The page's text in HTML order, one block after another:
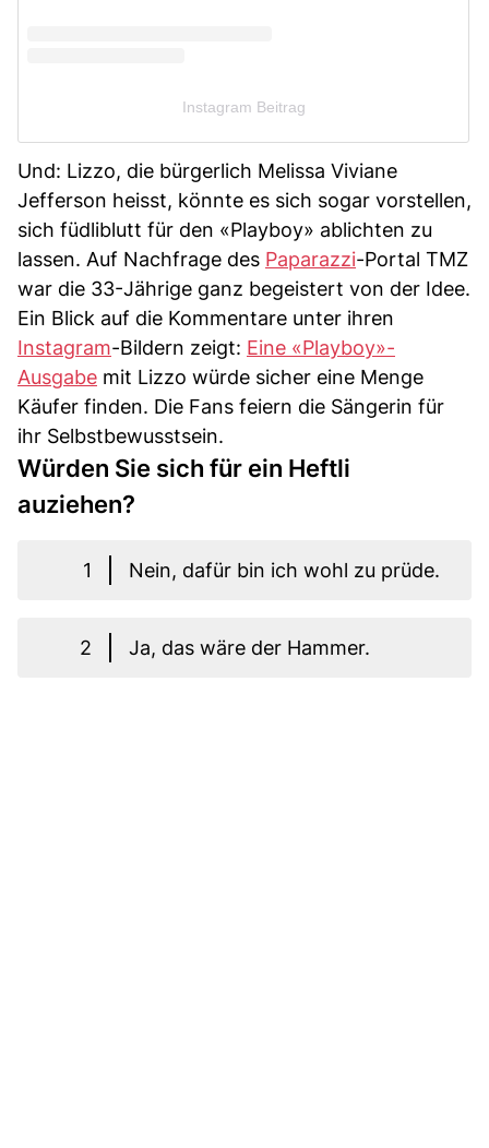
Instagram Beitrag
Und: Lizzo, die bürgerlich Melissa Viviane
Jefferson heisst, könnte es sich sogar vorstellen,
sich füdliblutt für den «Playboy» ablichten zu
lassen. Auf Nachfrage des Paparazzi-Portal TMZ
war die 33-Jährige ganz begeistert von der Idee.
Ein Blick auf die Kommentare unter ihren
Instagram-Bildern zeigt: Eine «Playboy»-
Ausgabe mit Lizzo würde sicher eine Menge
Käufer finden. Die Fans feiern die Sängerin für
ihr Selbstbewusstsein.
Würden Sie sich für ein Heftli
auziehen?
1 Nein, dafür bin ich wohl zu prüde.
2 Ja, das wäre der Hammer.